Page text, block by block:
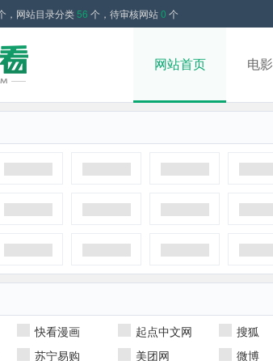
，网站目录分类56 个，待审核网站0 个
网站首页 电
快看漫画 起点中文网 搜狐
苏宁易购 美团网 微博